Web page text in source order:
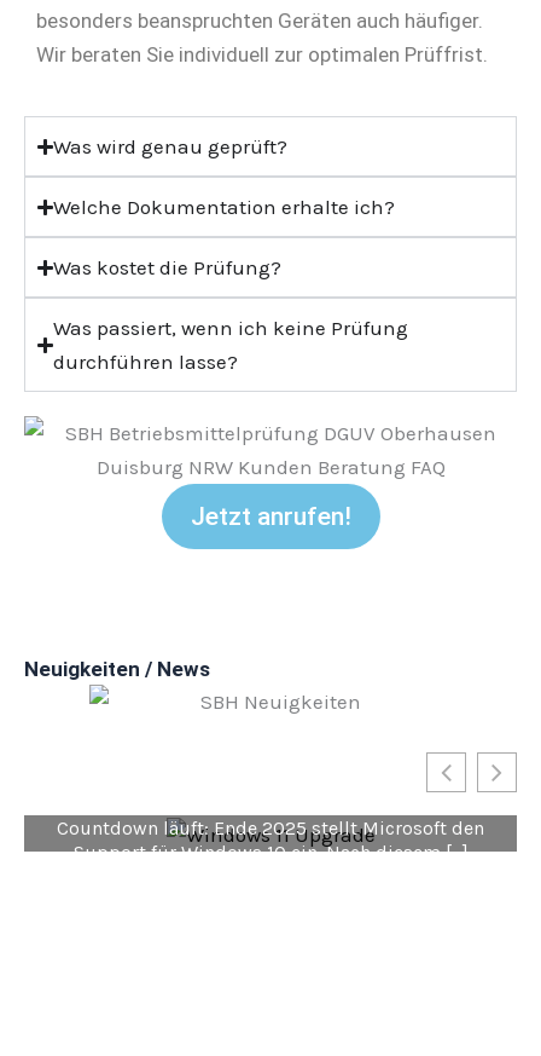
besonders beanspruchten Geräten auch häufiger.
Wir beraten Sie individuell zur optimalen Prüffrist.
Was wird genau geprüft?
Welche Dokumentation erhalte ich?
Was kostet die Prüfung?
Was passiert, wenn ich keine Prüfung
durchführen lasse?
Jetzt anrufen!
Neuigkeiten / News
Countdown läuft: Ende 2025 stellt Microsoft den
Support für Windows 10 ein. Nach diesem […]